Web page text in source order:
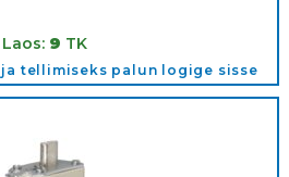
Laos: 9 TK
tellimiseks palun logige sisse